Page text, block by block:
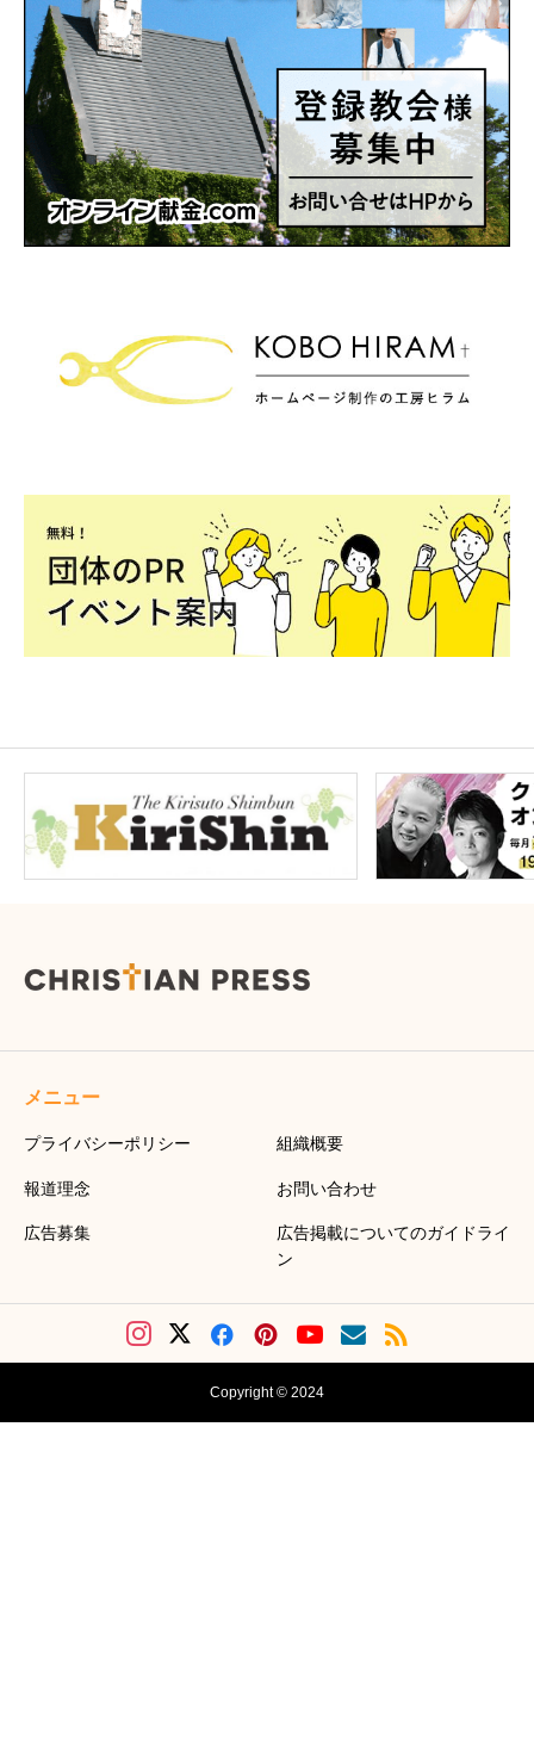
メニュー
プライバシーポリシー 組織概要
報道理念 お問い合わせ
広告募集
広告掲載についてのガイドライ
ン
Copyright © 2024